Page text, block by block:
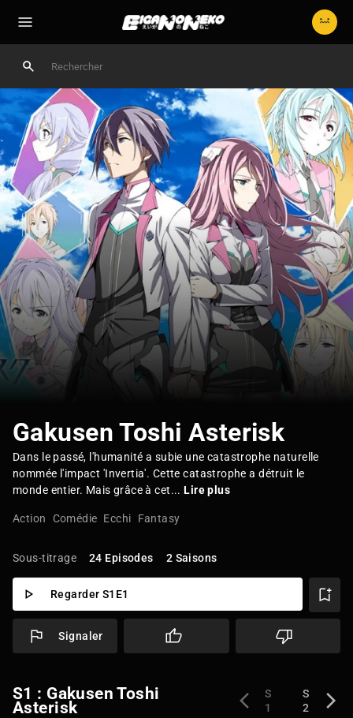
Gakusen Toshi Asterisk
Dans le passé, l'humanité a subie une catastrophe naturelle
nommée l'impact 'Invertia'. Cette catastrophe a détruit le
monde entier. Mais grâce à cet...Lire plus
Action Comédie Ecchi Fantasy
Sous-titrage 24 Episodes 2 Saisons
Regarder S1E1
Signaler
S1 : Gakusen Toshi
Asterisk
S
1
S
2